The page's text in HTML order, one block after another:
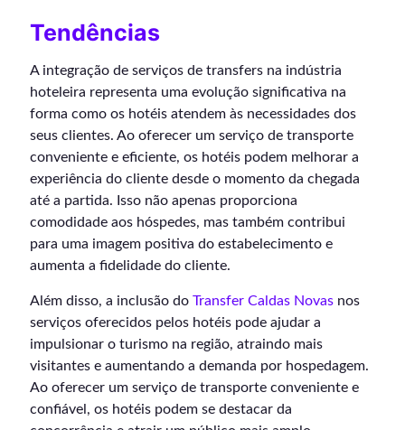
Tendências
A integração de serviços de transfers na indústria
hoteleira representa uma evolução significativa na
forma como os hotéis atendem às necessidades dos
seus clientes. Ao oferecer um serviço de transporte
conveniente e eficiente, os hotéis podem melhorar a
experiência do cliente desde o momento da chegada
até a partida. Isso não apenas proporciona
comodidade aos hóspedes, mas também contribui
para uma imagem positiva do estabelecimento e
aumenta a fidelidade do cliente.
Além disso, a inclusão do Transfer Caldas Novas nos
serviços oferecidos pelos hotéis pode ajudar a
impulsionar o turismo na região, atraindo mais
visitantes e aumentando a demanda por hospedagem.
Ao oferecer um serviço de transporte conveniente e
confiável, os hotéis podem se destacar da